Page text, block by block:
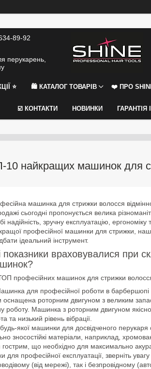
89-92
перукарень,
⭐️ 🛍 КАТАЛОГ ТОВАРІВ ❤️ ПРО
☑️ КОНТАКТИ НОВИНКИ
10 найкращих машинок для
машинка для стрижки волосся
сьогодні пропонується велика
надійність, зручну експлуатацію,
професійної машинки для стрижки,
ідеальний інструмент.
показники враховувалися при
професійних машинок для стрижки волосся
для професійної роботи в
оснащена роторним двигуном з великим
роботу. Машинка з роторним двигуном
низький рівень вібрації.
якої машинки для досвідченого перукаря
зносостійкі матеріали, наприклад,
що необхідно для максимально
професійної експлуатації, зверніть
(від мережі), так і безпровідному